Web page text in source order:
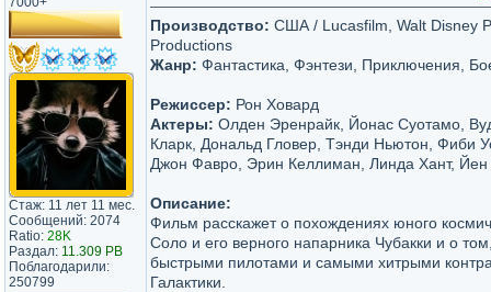
Стаж: 11 лет 11 мес.
Сообщений: 2074
Ratio: 28K
Раздал: 11.309 PB
Поблагодарили:
250799
Производство: США / Lucasfilm, Walt Disney
Productions
Жанр: Фантастика, Фэнтези, Приключения,
Режиссер: Рон Ховард
Актеры: Олден Эренрайк, Йонас Суотамо,
Кларк, Дональд Гловер, Тэнди Ньютон, Фиби
Джон Фавро, Эрин Келлиман, Линда Хант, Йен
Описание:
Фильм расскажет о похождениях юного
Соло и его верного напарника Чубакки и о
быстрыми пилотами и самыми хитрыми
Галактики.